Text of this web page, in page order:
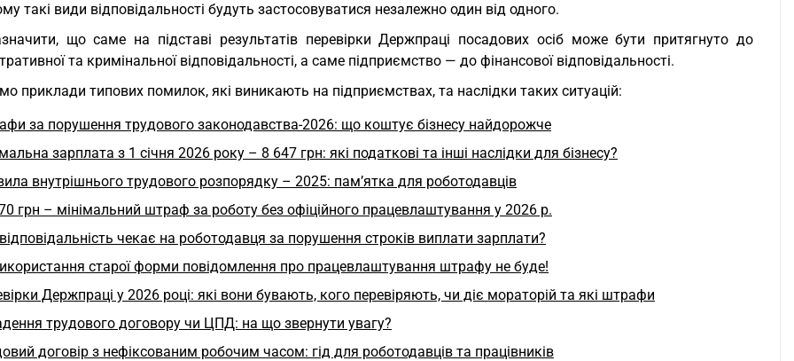
такі види відповідальності будуть застосовуватися незалежно один від одного.
що саме на підставі результатів перевірки Держпраці посадових осіб може бути притягнуто до
та кримінальної відповідальності, а саме підприємство — до фінансової відповідальності.
приклади типових помилок, які виникають на підприємствах, та наслідки таких ситуацій:
за порушення трудового законодавства-2026: що коштує бізнесу найдорожче
зарплата з 1 січня 2026 року – 8 647 грн: які податкові та інші наслідки для бізнесу?
внутрішнього трудового розпорядку – 2025: пам’ятка для роботодавців
грн – мінімальний штраф за роботу без офіційного працевлаштування у 2026 р.
чекає на роботодавця за порушення строків виплати зарплати?
старої форми повідомлення про працевлаштування штрафу не буде!
Держпраці у 2026 році: які вони бувають, кого перевіряють, чи діє мораторій та які штрафи
трудового договору чи ЦПД: на що звернути увагу?
договір з нефіксованим робочим часом: гід для роботодавців та працівників